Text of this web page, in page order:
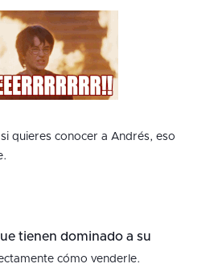
quieres conocer a Andrés, eso
tienen dominado a su
cómo venderle.